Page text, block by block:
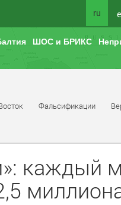
ru
ШОС и БРИКС
Фальсификации
каждый